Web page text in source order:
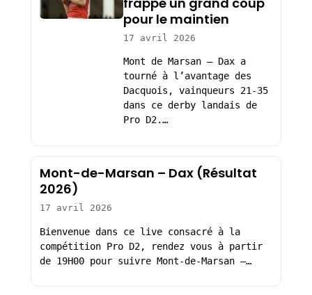
pour le maintien
17 avril 2026
Mont de Marsan – Dax a
tourné à l’avantage des
Dacquois, vainqueurs 21-35
dans ce derby landais de
Pro D2.…
Mont-de-Marsan – Dax (Résultat
2026)
17 avril 2026
Bienvenue dans ce live consacré à la
compétition Pro D2, rendez vous à partir
de 19H00 pour suivre Mont-de-Marsan –…